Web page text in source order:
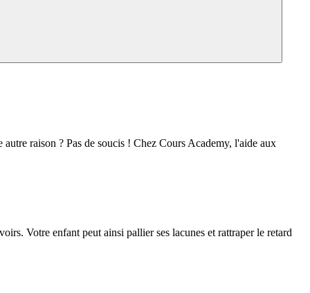
raison ? Pas de soucis ! Chez Cours Academy, l'aide aux
Votre enfant peut ainsi pallier ses lacunes et rattraper le retard